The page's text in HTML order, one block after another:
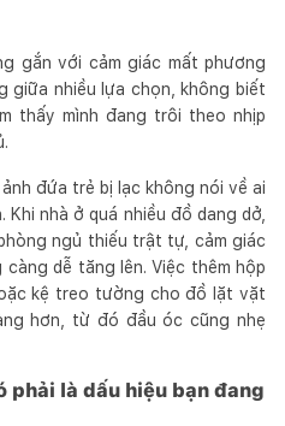
gắn với cảm giác mất phương
giữa nhiều lựa chọn, không biết
thấy mình đang trôi theo nhịp
đứa trẻ bị lạc không nói về ai
Khi nhà ở quá nhiều đồ dang dở,
ngủ thiếu trật tự, cảm giác
dễ tăng lên. Việc thêm hộp
kệ treo tường cho đồ lặt vặt
hơn, từ đó đầu óc cũng nhẹ
phải là dấu hiệu bạn đang